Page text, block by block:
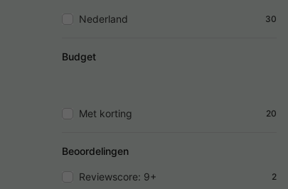
Nederland 30
Budget
Met korting 20
Beoordelingen
Reviewscore: 9+ 2